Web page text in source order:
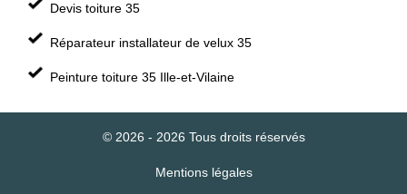
Devis toiture 35
Réparateur installateur de velux 35
Peinture toiture 35 Ille-et-Vilaine
© 2026 - 2026 Tous droits réservés
Mentions légales